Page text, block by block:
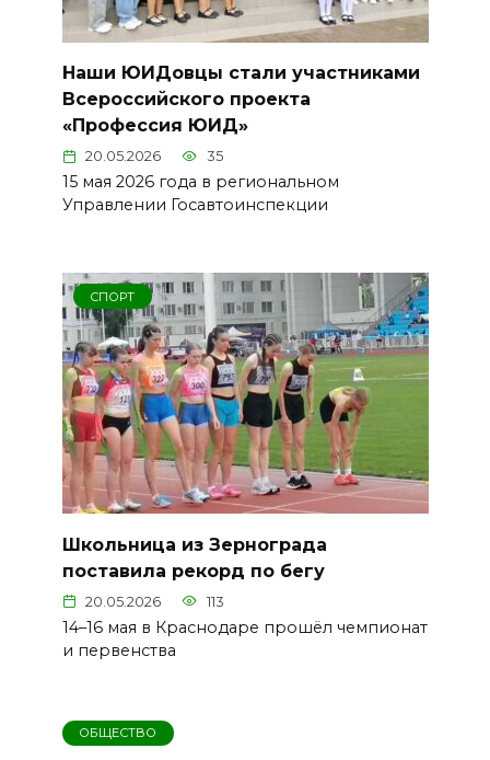
Наши ЮИДовцы стали участниками
Всероссийского проекта
«Профессия ЮИД»
20.05.2026 35
15 мая 2026 года в региональном
Управлении Госавтоинспекции
СПОРТ
Школьница из Зернограда
поставила рекорд по бегу
20.05.2026 113
14–16 мая в Краснодаре прошёл чемпионат
и первенства
ОБЩЕСТВО